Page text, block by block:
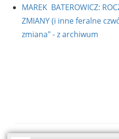
MAREK BATEROWICZ:
ZMIANY (i inne feralne
zmiana" - z archiwum